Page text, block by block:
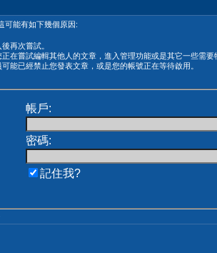
可能有如下幾個原因:
再次嘗試。
在嘗試編輯其他人的文章，進入管理功能或是其它一些需要
能已經禁止您發表文章，或是您的帳號正在等待啟用。
帳戶:
密碼:
記住我?